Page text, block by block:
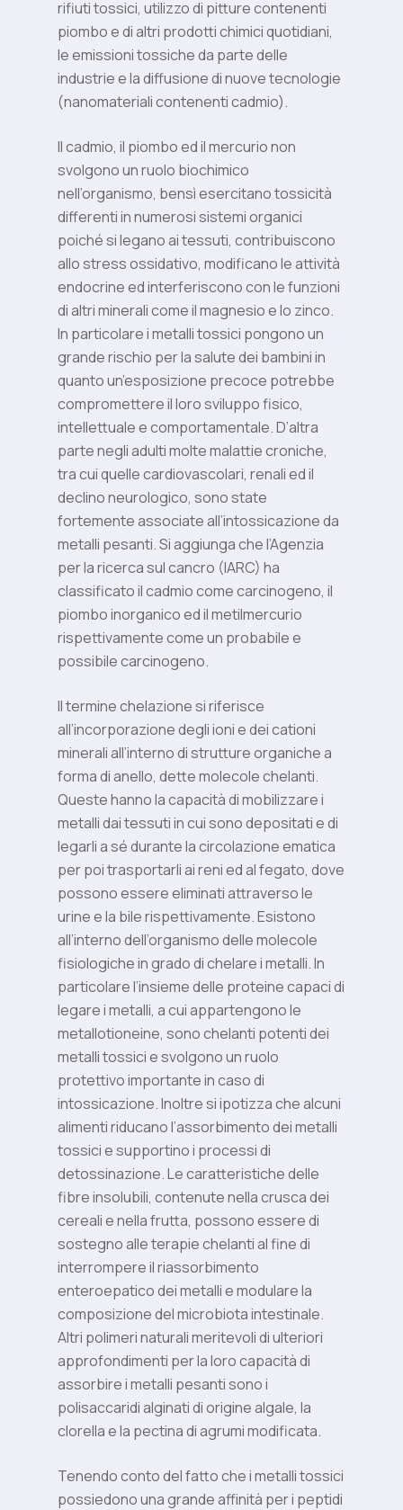
rifiuti tossici, utilizzo di pitture contenenti
piombo e di altri prodotti chimici quotidiani,
le emissioni tossiche da parte delle
industrie e la diffusione di nuove tecnologie
(nanomateriali contenenti cadmio).
Il cadmio, il piombo ed il mercurio non
svolgono un ruolo biochimico
nell’organismo, bensì esercitano tossicità
differenti in numerosi sistemi organici
poiché si legano ai tessuti, contribuiscono
allo stress ossidativo, modificano le attività
endocrine ed interferiscono con le funzioni
di altri minerali come il magnesio e lo zinco.
In particolare i metalli tossici pongono un
grande rischio per la salute dei bambini in
quanto un’esposizione precoce potrebbe
compromettere il loro sviluppo fisico,
intellettuale e comportamentale. D’altra
parte negli adulti molte malattie croniche,
tra cui quelle cardiovascolari, renali ed il
declino neurologico, sono state
fortemente associate all’intossicazione da
metalli pesanti. Si aggiunga che l’Agenzia
per la ricerca sul cancro (IARC) ha
classificato il cadmio come carcinogeno, il
piombo inorganico ed il metilmercurio
rispettivamente come un probabile e
possibile carcinogeno.
Il termine chelazione si riferisce
all’incorporazione degli ioni e dei cationi
minerali all’interno di strutture organiche a
forma di anello, dette molecole chelanti.
Queste hanno la capacità di mobilizzare i
metalli dai tessuti in cui sono depositati e di
legarli a sé durante la circolazione ematica
per poi trasportarli ai reni ed al fegato, dove
possono essere eliminati attraverso le
urine e la bile rispettivamente. Esistono
all’interno dell’organismo delle molecole
fisiologiche in grado di chelare i metalli. In
particolare l’insieme delle proteine capaci di
legare i metalli, a cui appartengono le
metallotioneine, sono chelanti potenti dei
metalli tossici e svolgono un ruolo
protettivo importante in caso di
intossicazione. Inoltre si ipotizza che alcuni
alimenti riducano l’assorbimento dei metalli
tossici e supportino i processi di
detossinazione. Le caratteristiche delle
fibre insolubili, contenute nella crusca dei
cereali e nella frutta, possono essere di
sostegno alle terapie chelanti al fine di
interrompere il riassorbimento
enteroepatico dei metalli e modulare la
composizione del microbiota intestinale.
Altri polimeri naturali meritevoli di ulteriori
approfondimenti per la loro capacità di
assorbire i metalli pesanti sono i
polisaccaridi alginati di origine algale, la
clorella e la pectina di agrumi modificata.
Tenendo conto del fatto che i metalli tossici
possiedono una grande affinità per i peptidi